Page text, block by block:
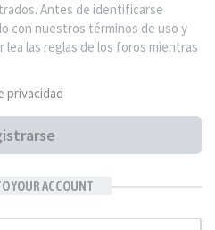
Antes de identificarse
con nuestros términos de uso y
lea las reglas de los foros mientras
privacidad
YOUR ACCOUNT